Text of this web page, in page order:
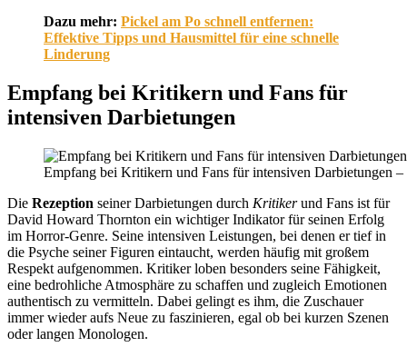
Dazu mehr: Pickel am Po schnell entfernen:
Effektive Tipps und Hausmittel für eine schnelle
Linderung
Empfang bei Kritikern und Fans für
intensiven Darbietungen
Empfang bei Kritikern und Fans für intensiven Darbietungen
Die Rezeption seiner Darbietungen durch Kritikerund Fans ist für
David Howard Thornton ein wichtiger Indikator für seinen Erfolg
im Horror-Genre. Seine intensiven Leistungen, bei denen er tief in
die Psyche seiner Figuren eintaucht, werden häufig mit großem
Respekt aufgenommen. Kritiker loben besonders seine Fähigkeit,
eine bedrohliche Atmosphäre zu schaffen und zugleich Emotionen
authentisch zu vermitteln. Dabei gelingt es ihm, die Zuschauer
immer wieder aufs Neue zu faszinieren, egal ob bei kurzen Szenen
oder langen Monologen.